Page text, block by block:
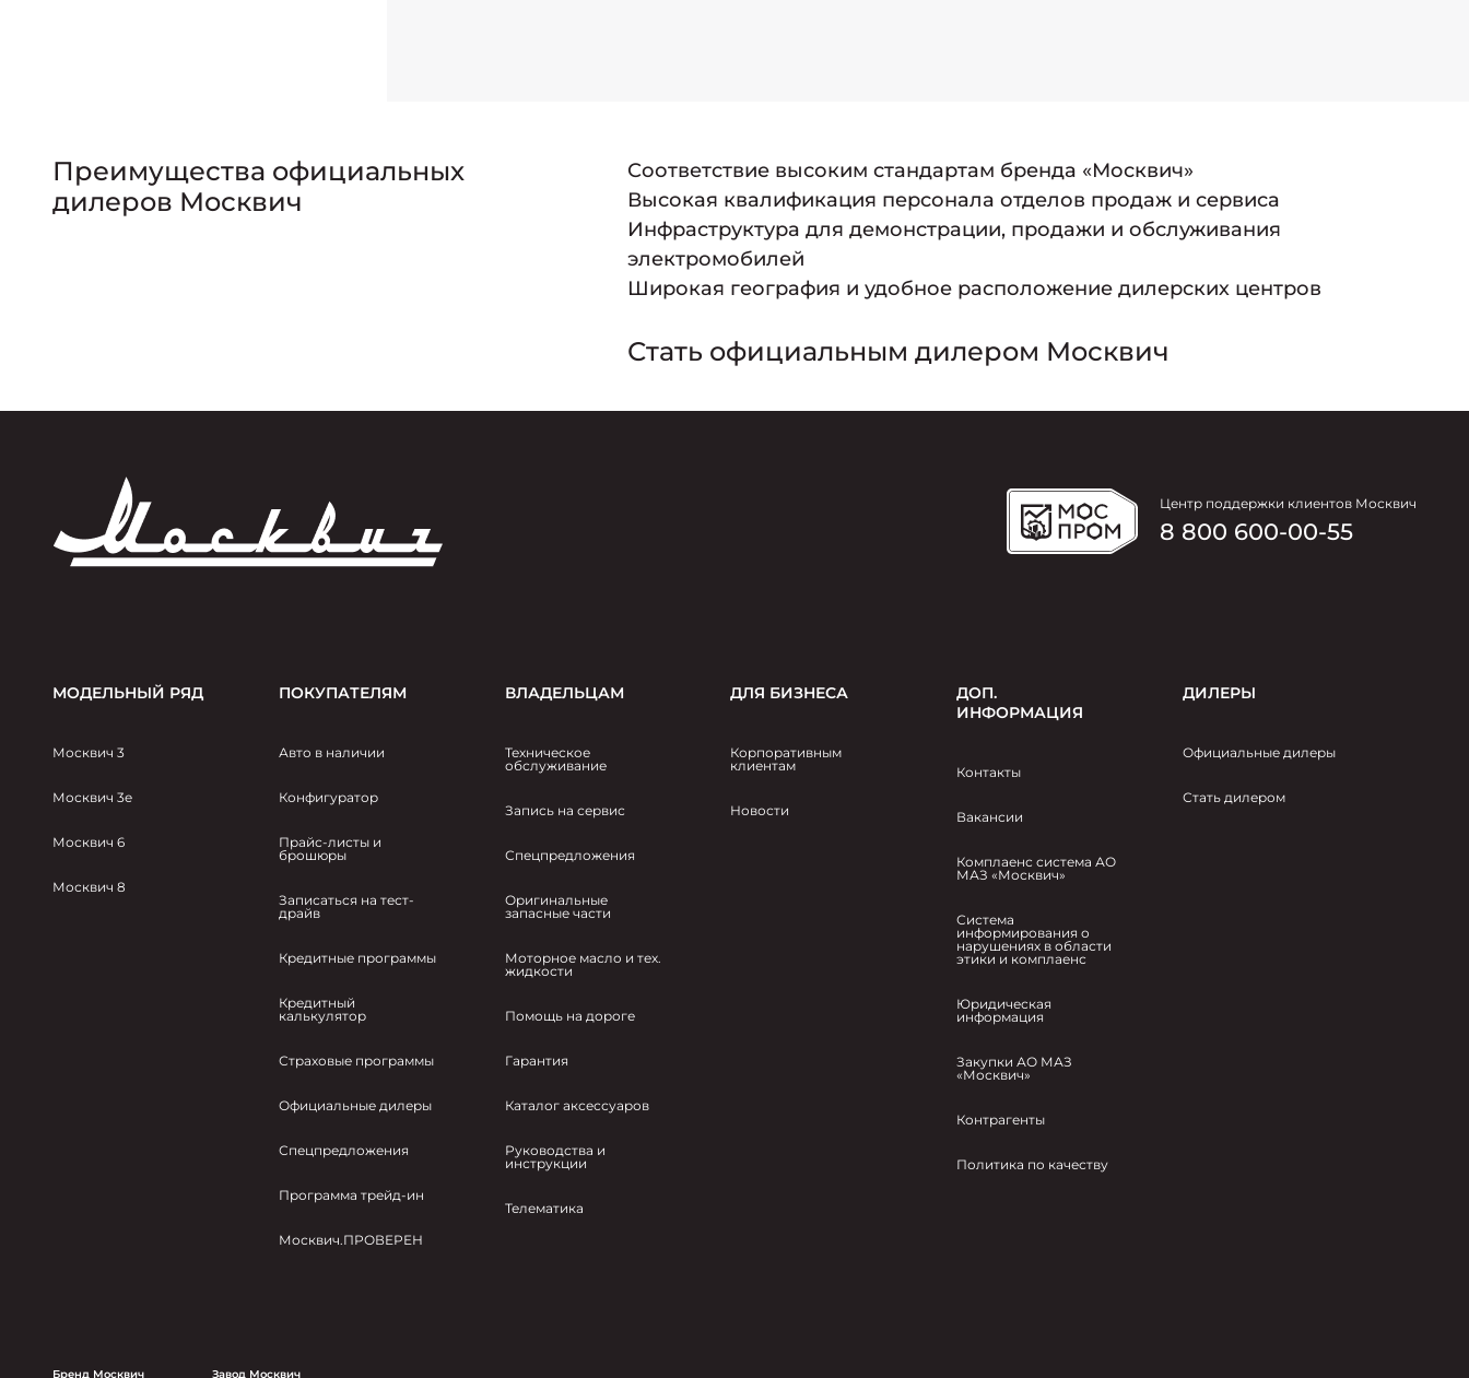
Преимущества официальных
дилеров Москвич
Соответствие высоким стандартам бренда «Москвич»
Высокая квалификация персонала отделов продаж и сервиса
Инфраструктура для демонстрации, продажи и обслуживания
электромобилей
Широкая география и удобное расположение дилерских центров
Стать официальным дилером Москвич
Центр поддержки клиентов Москвич
8 800 600-00-55
МОДЕЛЬНЫЙ РЯД
Москвич 3
Москвич 3e
Москвич 6
Москвич 8
ПОКУПАТЕЛЯМ
Авто в наличии
Конфигуратор
Прайс-листы и
брошюры
Записаться на тест-
драйв
Кредитные программы
Кредитный
калькулятор
Страховые программы
Официальные дилеры
Спецпредложения
Программа трейд-ин
Москвич.ПРОВЕРЕН
ВЛАДЕЛЬЦАМ
Техническое
обслуживание
Запись на сервис
Спецпредложения
Оригинальные
запасные части
Моторное масло и тех.
жидкости
Помощь на дороге
Гарантия
Каталог аксессуаров
Руководства и
инструкции
Телематика
ДЛЯ БИЗНЕСА
Корпоративным
клиентам
Новости
ДОП.
ИНФОРМАЦИЯ
Контакты
Вакансии
Комплаенс система АО
МАЗ «Москвич»
Система
информирования о
нарушениях в области
этики и комплаенс
Юридическая
информация
Закупки АО МАЗ
«Москвич»
Контрагенты
Политика по качеству
ДИЛЕРЫ
Официальные дилеры
Стать дилером
Бренд Москвич Завод Москвич